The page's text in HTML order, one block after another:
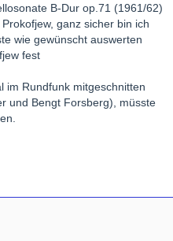
B-Dur op.71 (1961/62)
ganz sicher bin ich
wie gewünscht auswerten
fest
im Rundfunk mitgeschnitten
und Bengt Forsberg), müsste